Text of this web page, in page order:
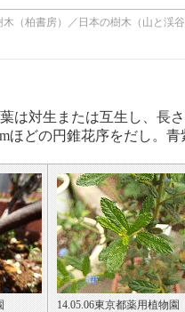
（柏書房）／日本の樹木（山と渓
は対生または互生し、長
ほどの円錐花序をだし。
14.05.06東京都薬用植物園